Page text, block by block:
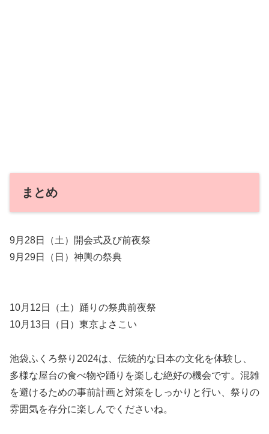
まとめ
9月28日（土）開会式及び前夜祭
9月29日（日）神輿の祭典
10月12日（土）踊りの祭典前夜祭
10月13日（日）東京よさこい
池袋ふくろ祭り2024は、伝統的な日本の文化を体験し、
多様な屋台の食べ物や踊りを楽しむ絶好の機会です。混雑
を避けるための事前計画と対策をしっかりと行い、祭りの
雰囲気を存分に楽しんでくださいね。